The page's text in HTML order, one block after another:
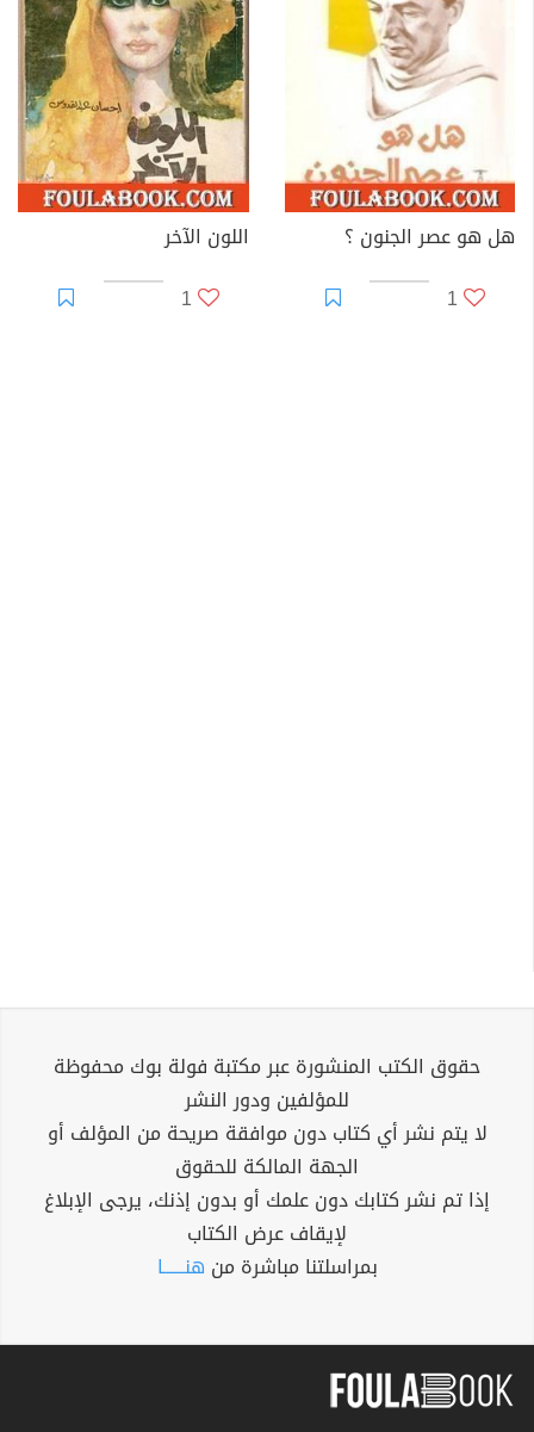
هل هو عصر الجنون ؟
1
اللون الآخر
1
حقوق الكتب المنشورة عبر مكتبة فولة بوك محفوظة
للمؤلفين ودور النشر
لا يتم نشر أي كتاب دون موافقة صريحة من المؤلف أو
الجهة المالكة للحقوق
إذا تم نشر كتابك دون علمك أو بدون إذنك، يرجى الإبلاغ
لإيقاف عرض الكتاب
بمراسلتنا مباشرة من هنــــــا